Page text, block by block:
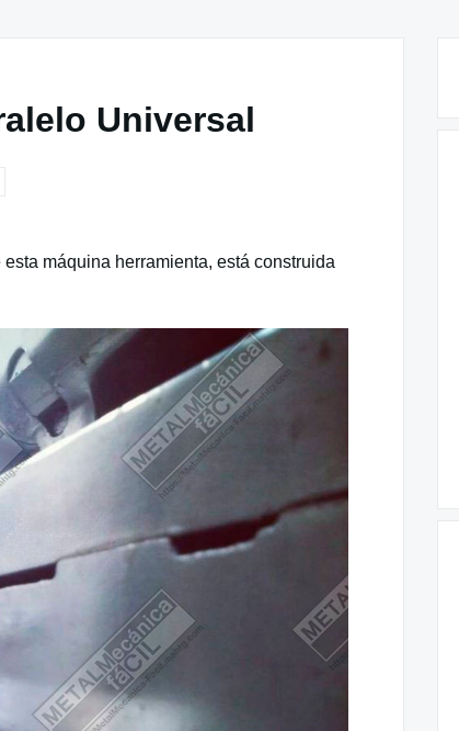
Universal
máquina herramienta, está construida